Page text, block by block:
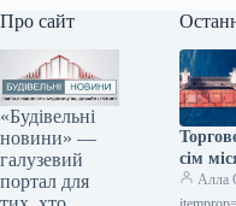
Про сайт
«Будівельні
новини» —
галузевий
портал для
сім
Алла